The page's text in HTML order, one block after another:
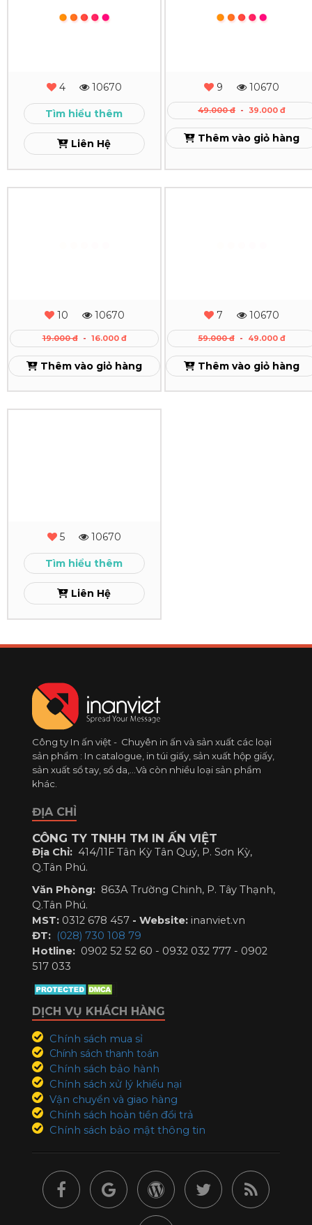
Xem
4 10670
Tìm hiểu thêm
Liên Hệ
Gáy
Xem
9 10670
49.000 đ - 39.000 đ
Thêm vào giỏ hàng
Xo
Theo
Cầu
10 10670
19.000 đ - 16.000 đ
Thêm vào giỏ hàng
Còng
Cao
Cấp
Xem
7 10670
59.000 đ - 49.000 đ
Thêm vào giỏ hàng
Còng
Xem
5 10670
Tìm hiểu thêm
Liên Hệ
Công ty In ấn việt - Chuyên in ấn và sản xuất các loại
sản phẩm : In catalogue, in túi giấy, sản xuất hộp giấy,
sản xuất sổ tay, sổ da,...Và còn nhiều loại sản phẩm
khác.
ĐỊA CHỈ
CÔNG TY TNHH TM IN ẤN VIỆT
Địa Chỉ: 414/11F Tân Kỳ Tân Quý, P. Sơn Kỳ,
Q.Tân Phú.
Văn Phòng: 863A Trường Chinh, P. Tây Thạnh,
Q.Tân Phú.
MST: 0312 678 457- Website: inanviet.vn
ĐT: (028) 730 108 79
Hotline: 0902 52 52 60 - 0932 032 777 - 0902
517 033
DỊCH VỤ KHÁCH HÀNG
Chính sách mua sỉ
Chính sách thanh toán
Chính sách bảo hành
Chính sách xử lý khiếu nại
Vận chuyển và giao hàng
Chính sách hoàn tiền đổi trả
Chính sách bảo mật thông tin